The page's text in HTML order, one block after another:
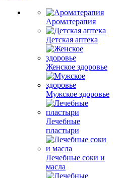
Ароматерапия
Детская аптека
Женское здоровье
Мужское здоровье
Лечебные
пластыри
Лечебные соки и
масла